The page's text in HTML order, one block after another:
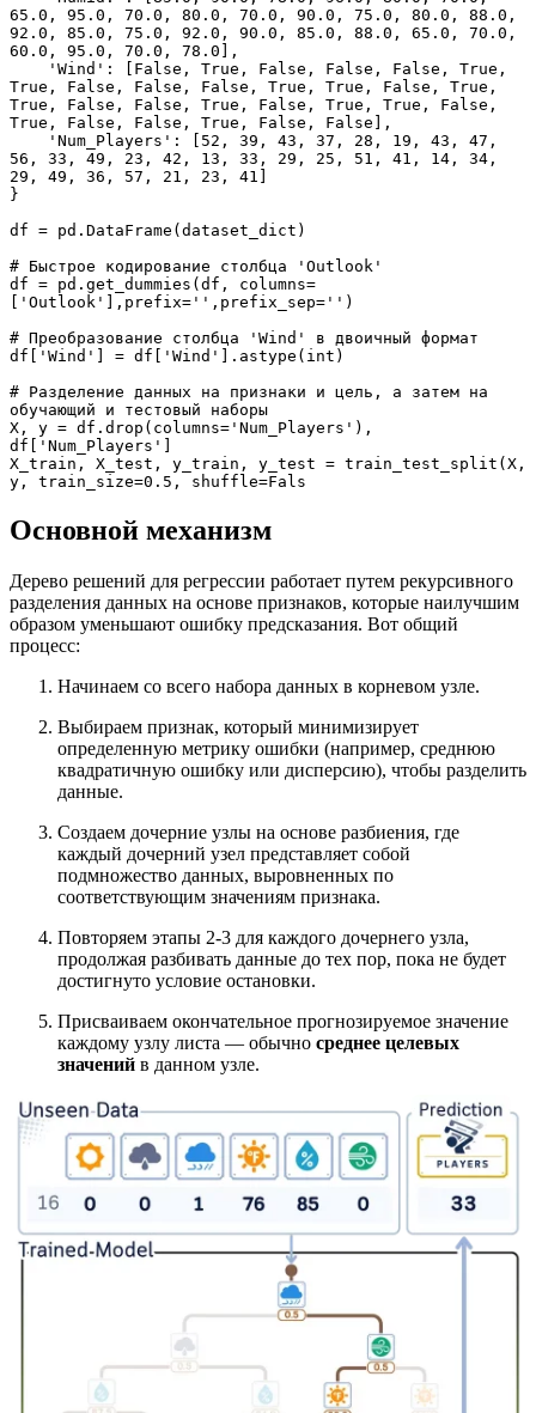
65.0, 95.0, 70.0, 80.0, 70.0, 90.0, 75.0, 80.0, 88.0,
92.0, 85.0, 75.0, 92.0, 90.0, 85.0, 88.0, 65.0, 70.0,
60.0, 95.0, 70.0, 78.0],
True, False, False, False, True, True, False, True,
True, False, False, True, False, True, True, False,
True, False, False, True, False, False],
56, 33, 49, 23, 42, 13, 33, 29, 25, 51, 41, 14, 34,
29, 49, 36, 57, 21, 23, 41]
}
df = pd.DataFrame(dataset_dict)
# Быстрое кодирование столбца 'Outlook'
df = pd.get_dummies(df, columns=
['Outlook'],prefix='',prefix_sep='')
# Преобразование столбца 'Wind' в двоичный формат
df['Wind'] = df['Wind'].astype(int)
# Разделение данных на признаки и цель, а затем на
обучающий и тестовый наборы
X, y = df.drop(columns='Num_Players'),
df['Num_Players']
X_train, X_test, y_train, y_test = train_test_split(X,
y, train_size=0.5, shuffle=Fals
Основной механизм
Дерево решений для регрессии работает путем рекурсивного
разделения данных на основе признаков, которые наилучшим
образом уменьшают ошибку предсказания. Вот общий
процесс:
Начинаем со всего набора данных в корневом узле.
Выбираем признак, который минимизирует
определенную метрику ошибки (например, среднюю
квадратичную ошибку или дисперсию), чтобы разделить
данные.
Создаем дочерние узлы на основе разбиения, где
каждый дочерний узел представляет собой
подмножество данных, выровненных по
соответствующим значениям признака.
Повторяем этапы 2-3 для каждого дочернего узла,
продолжая разбивать данные до тех пор, пока не будет
достигнуто условие остановки.
Присваиваем окончательное прогнозируемое значение
каждому узлу листа — обычно среднее целевых
значений в данном узле.